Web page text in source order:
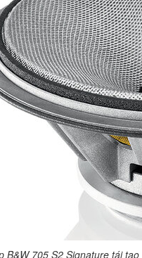
B&W705 S2 Signaturetái tạo